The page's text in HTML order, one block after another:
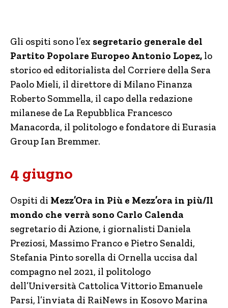
Gli ospiti sono l’ex segretario generale del
Partito Popolare Europeo Antonio Lopez, lo
storico ed editorialista del Corriere della Sera
Paolo Mieli, il direttore di Milano Finanza
Roberto Sommella, il capo della redazione
milanese de La Repubblica Francesco
Manacorda, il politologo e fondatore di Eurasia
Group Ian Bremmer.
4 giugno
Ospiti di Mezz’Ora in Più e Mezz’ora in più/Il
mondo che verrà sono Carlo Calenda
segretario di Azione, i giornalisti Daniela
Preziosi, Massimo Franco e Pietro Senaldi,
Stefania Pinto sorella di Ornella uccisa dal
compagno nel 2021, il politologo
dell’Università Cattolica Vittorio Emanuele
Parsi, l’inviata di RaiNews in Kosovo Marina